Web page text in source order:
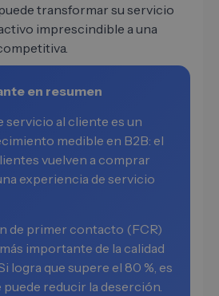
transformar su servicio
imprescindible a una
en resumen
servicio al cliente es un
medible en B2B: el
vuelven a comprar
experiencia de servicio
de primer contacto (FCR)
importante de la calidad
logra que supere el 80 %, es
puede reducir la deserción.